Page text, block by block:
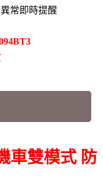
常即時提醒
車雙模式 防